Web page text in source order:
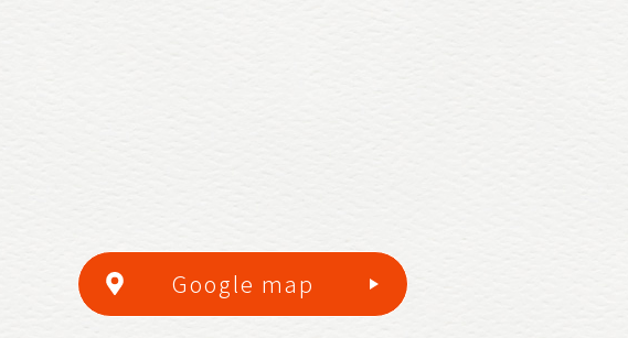
Google map